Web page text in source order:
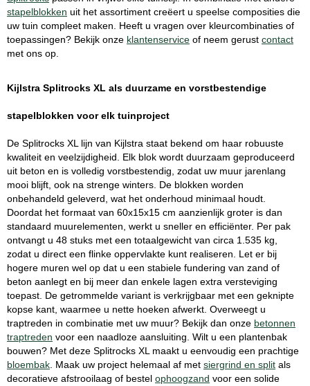
stapelblokken uit het assortiment creëert u speelse composities die
uw tuin compleet maken. Heeft u vragen over kleurcombinaties of
toepassingen? Bekijk onze klantenservice of neem gerust contact
met ons op.
Kijlstra Splitrocks XL als duurzame en vorstbestendige
stapelblokken voor elk tuinproject
De Splitrocks XL lijn van Kijlstra staat bekend om haar robuuste
kwaliteit en veelzijdigheid. Elk blok wordt duurzaam geproduceerd
uit beton en is volledig vorstbestendig, zodat uw muur jarenlang
mooi blijft, ook na strenge winters. De blokken worden
onbehandeld geleverd, wat het onderhoud minimaal houdt.
Doordat het formaat van 60x15x15 cm aanzienlijk groter is dan
standaard muurelementen, werkt u sneller en efficiënter. Per pak
ontvangt u 48 stuks met een totaalgewicht van circa 1.535 kg,
zodat u direct een flinke oppervlakte kunt realiseren. Let er bij
hogere muren wel op dat u een stabiele fundering van zand of
beton aanlegt en bij meer dan enkele lagen extra versteviging
toepast. De getrommelde variant is verkrijgbaar met een geknipte
kopse kant, waarmee u nette hoeken afwerkt. Overweegt u
traptreden in combinatie met uw muur? Bekijk dan onze betonnen
traptreden voor een naadloze aansluiting. Wilt u een plantenbak
bouwen? Met deze Splitrocks XL maakt u eenvoudig een prachtige
bloembak . Maak uw project helemaal af met siergrind en split als
decoratieve afstrooilaag of bestel ophoogzand voor een solide